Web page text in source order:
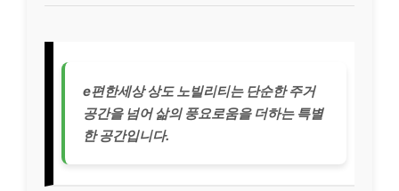
e편한세상 상도 노빌리티는 단순한 주거
공간을 넘어 삶의 풍요로움을 더하는 특별
한 공간입니다.